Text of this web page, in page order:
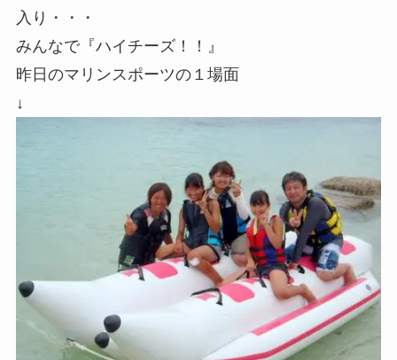
入り・・・
みんなで『ハイチーズ！！』
昨日のマリンスポーツの１場面
↓